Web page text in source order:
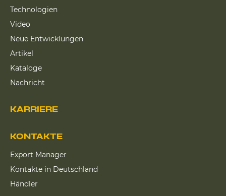
KARRIERE
Technologien
Video
Neue Entwicklungen
Artikel
Kataloge
Nachricht
KONTAKTE
Export Manager
Kontakte in Deutschland
Händler